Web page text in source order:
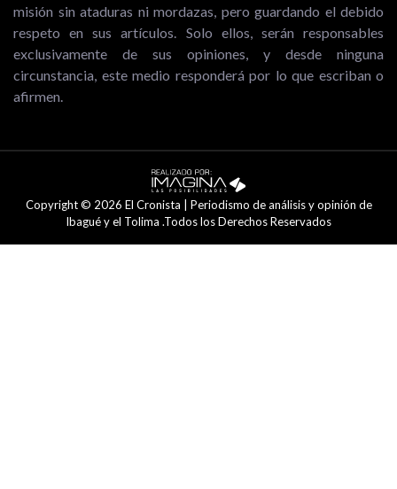
misión sin ataduras ni mordazas, pero guardando el debido
respeto en sus artículos. Solo ellos, serán responsables
exclusivamente de sus opiniones, y desde ninguna
circunstancia, este medio responderá por lo que escriban o
afirmen.
Copyright © 2026 El Cronista | Periodismo de análisis y opinión de
Ibagué y el Tolima .Todos los Derechos Reservados